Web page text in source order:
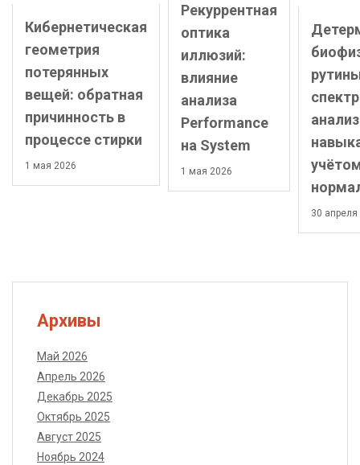
Кибернетическая
геометрия
потерянных
вещей: обратная
причинность в
процессе стирки
1 мая 2026
Рекуррентная
оптика
иллюзий:
влияние
анализа
Performance
на System
1 мая 2026
30
Архивы
Май 2026
Апрель 2026
Декабрь 2025
Октябрь 2025
Август 2025
Ноябрь 2024